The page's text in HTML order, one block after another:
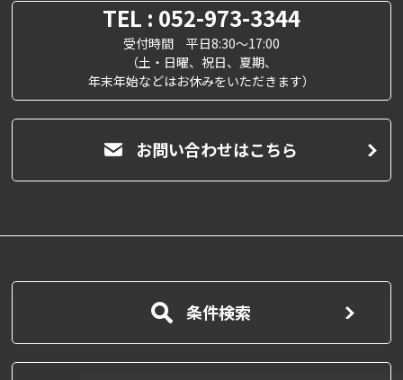
TEL : 052-973-3344
受付時間 平日8:30～17:00
（土・日曜、祝日、夏期、
年末年始などはお休みをいただきます）
お問い合わせはこちら
条件検索